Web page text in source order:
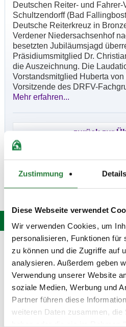
Zustimmung Details
Diese Webseite verwendet
Wir verwenden Cookies, um
personalisieren, Funktionen für
zu können und die Zugriffe auf
analysieren. Außerdem geben
Verwendung unserer Website
soziale Medien, Werbung und
Partner führen diese
weiteren Daten zusammen, die
Deutschen Reiter- und
Schultzendorff (Bad
Deutsche Reiterkreuz in
Verdener Niedersachsenhof
besetzten Jubiläumsjagd
Präsidiumsmitglied Dr.
die Auszeichnung. Die
Vorstandsmitglied Huberta
Vorsitzende des DRFV-
Mehr erfahren...
Hotline: 0 900 /
(Festnetzpreis:
Mo. bis Fr. von
Sa. von 9:00
oder senden Sie
Fragen und